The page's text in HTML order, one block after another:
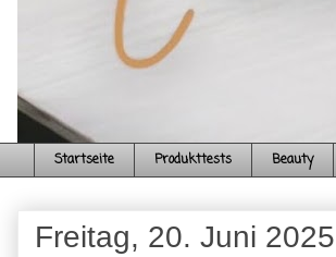
Startseite Produkttests Beauty
Freitag, 20. Juni 2025